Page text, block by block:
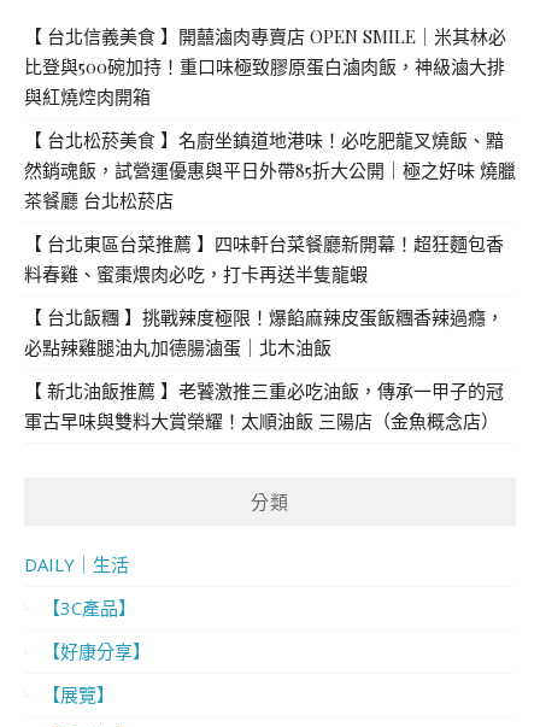
【 台北信義美食 】開囍滷肉專賣店 OPEN SMILE｜米其林必
比登與500碗加持！重口味極致膠原蛋白滷肉飯，神級滷大排
與紅燒焢肉開箱
【 台北松菸美食 】名廚坐鎮道地港味！必吃肥龍叉燒飯、黯
然銷魂飯，試營運優惠與平日外帶85折大公開｜極之好味 燒臘
茶餐廳 台北松菸店
【 台北東區台菜推薦 】四味軒台菜餐廳新開幕！超狂麵包香
料春雞、蜜棗煨肉必吃，打卡再送半隻龍蝦
【 台北飯糰 】挑戰辣度極限！爆餡麻辣皮蛋飯糰香辣過癮，
必點辣雞腿油丸加德腸滷蛋｜北木油飯
【 新北油飯推薦 】老饕激推三重必吃油飯，傳承一甲子的冠
軍古早味與雙料大賞榮耀！太順油飯 三陽店（金魚概念店）
分類
DAILY｜生活
【3C產品】
【好康分享】
【展覽】